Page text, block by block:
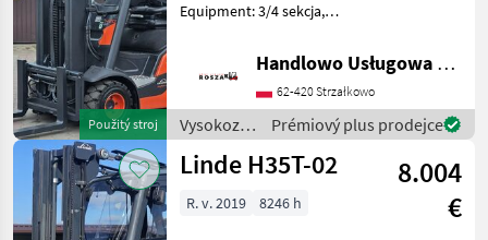
Použitý stroj
Equipment: 3/4 sekcja,
Ogrzewanie Additional info:
Stan: Bardzo dobry,
Możliwość UDT Pa
Handlowo Usługowa Alanex Alan Roszak
62-420 Strzałkowo
Vysokozdvižné
vozíky a
skladová
Linde
Prémiový plus prodejce
Linde H35T-02
8.004
€
R. v. 2019 8246 h